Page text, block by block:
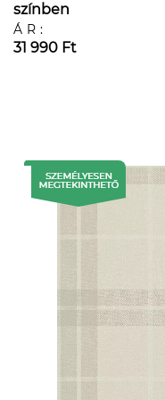
színben
ÁR:
31 990 Ft